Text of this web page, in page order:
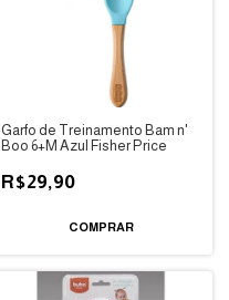
Garfo de Treinamento Bam n'
Boo 6+M Azul Fisher Price
R$29,90